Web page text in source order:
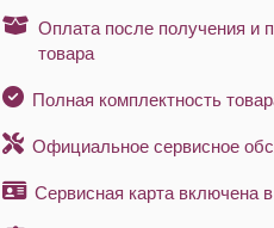
Оплата после получения и
товара
Полная комплектность
Официальное сервисное
Сервисная карта включена